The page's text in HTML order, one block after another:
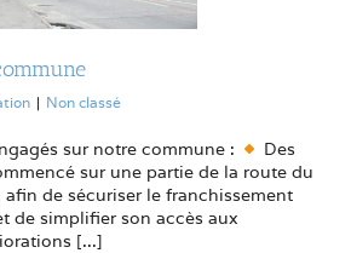
| Non classé
sur notre commune :
Des
sur une partie de la route du
de sécuriser le franchissement
de simplifier son accès aux
[...]